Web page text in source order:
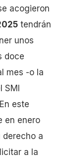
acogieron
tendrán
unos
doce
mes -o la
este
en enero
derecho a
a la